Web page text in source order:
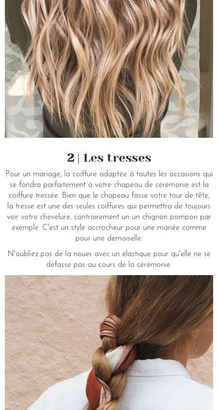
2 | Les tresses
Pour un mariage, la coiffure adaptée à toutes les occasions qui
se fondra parfaitement à votre chapeau de cérémonie est la
coiffure tressée. Bien que le chapeau fasse votre tour de tête,
la tresse est une des seules coiffures qui permettra de toujours
voir votre chevelure, contrairement un un chignon pompon par
exemple. C'est un style accrocheur pour une mariée comme
pour une demoiselle.
N'oubliez pas de la nouer avec un élastique pour qu'elle ne se
défasse pas au cours de la cérémonie.